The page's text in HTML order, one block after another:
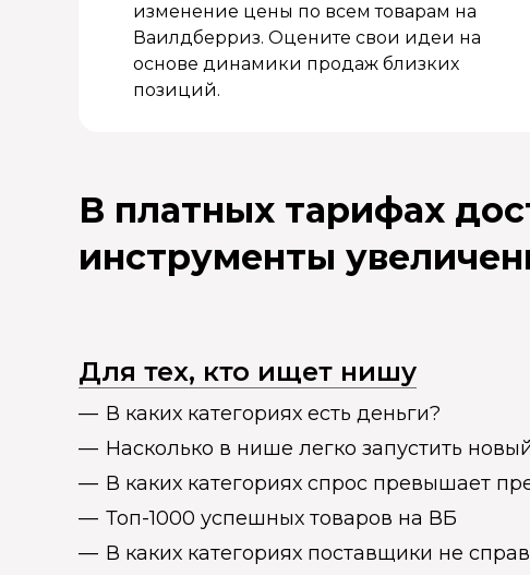
изменение цены по всем товарам на
Ваилдберриз. Оцените свои идеи на
основе динамики продаж близких
позиций.
В платных тарифах
инструменты
Для тех, кто ищет нишу
В каких категориях есть деньги?
Насколько в нише легко запустить
В каких категориях спрос превышает
Топ-1000 успешных товаров на ВБ
В каких категориях поставщики не